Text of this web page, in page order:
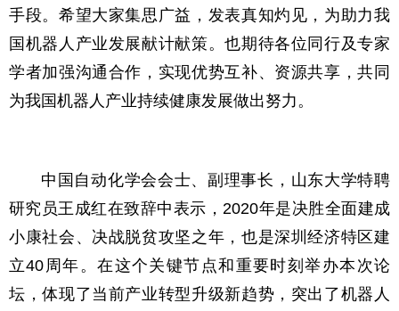
手段。希望大家集思广益，发表真知灼见，为助力我
国机器人产业发展献计献策。也期待各位同行及专家
学者加强沟通合作，实现优势互补、资源共享，共同
为我国机器人产业持续健康发展做出努力。
中国自动化学会会士、副理事长，山东大学特聘
研究员王成红在致辞中表示，2020年是决胜全面建成
小康社会、决战脱贫攻坚之年，也是深圳经济特区建
立40周年。在这个关键节点和重要时刻举办本次论
坛，体现了当前产业转型升级新趋势，突出了机器人